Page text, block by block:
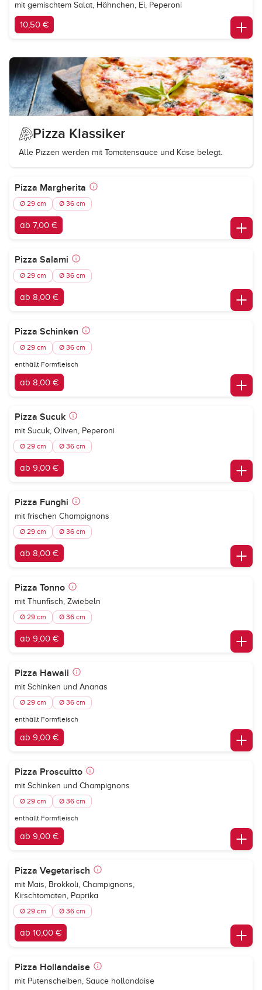
mit gemischtem Salat, Hähnchen, Ei, Peperoni
10,50 €
Pizza Klassiker
Alle Pizzen werden mit Tomatensauce und Käse belegt.
Pizza Margherita
Ø 29 cm Ø 36 cm
ab 7,00 €
Pizza Salami
Ø 29 cm Ø 36 cm
ab 8,00 €
Pizza Schinken
Ø 29 cm Ø 36 cm
enthällt Formfleisch
ab 8,00 €
Pizza Sucuk
mit Sucuk, Oliven, Peperoni
Ø 29 cm Ø 36 cm
ab 9,00 €
Pizza Funghi
mit frischen Champignons
Ø 29 cm Ø 36 cm
ab 8,00 €
Pizza Tonno
mit Thunfisch, Zwiebeln
Ø 29 cm Ø 36 cm
ab 9,00 €
Pizza Hawaii
mit Schinken und Ananas
Ø 29 cm Ø 36 cm
enthällt Formfleisch
ab 9,00 €
Pizza Proscuitto
mit Schinken und Champignons
Ø 29 cm Ø 36 cm
enthällt Formfleisch
ab 9,00 €
Pizza Vegetarisch
mit Mais, Brokkoli, Champignons,
Kirschtomaten, Paprika
Ø 29 cm Ø 36 cm
ab 10,00 €
Pizza Hollandaise
mit Putenscheiben, Sauce hollandaise